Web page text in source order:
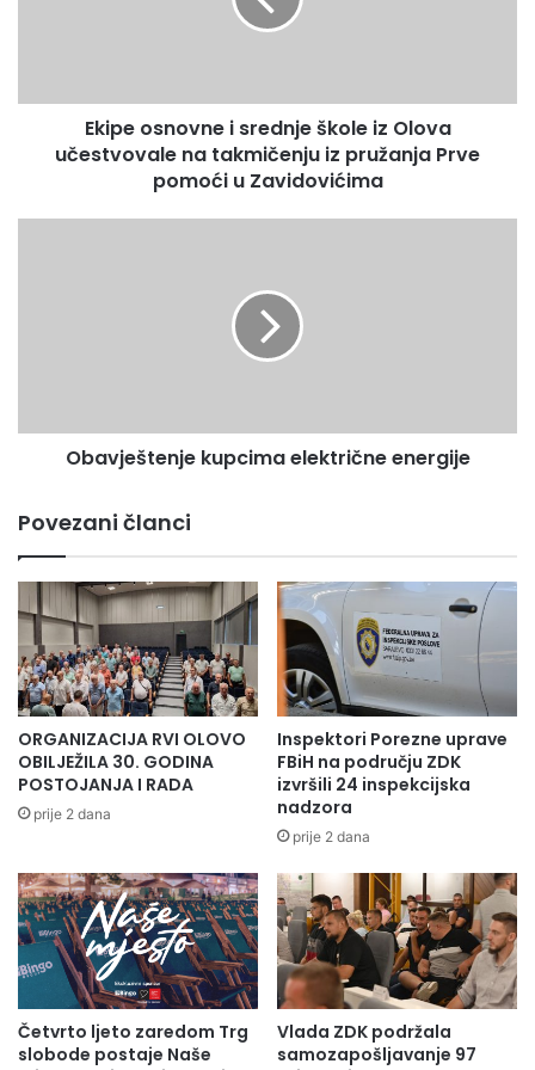
na
takmičenjuEkipe osnovne i srednje škole iz Olova
učestvovale na takmičenju iz pružanja Prve
pomoći u Zavidovićima
Obavještenje kupcima električne energije
Povezani članci
ORGANIZACIJA RVI OLOVO
OBILJEŽILA 30. GODINA
POSTOJANJA I RADA
prije 2 dana
Inspektori Porezne uprave
FBiH na području ZDK
izvršili 24 inspekcijska
nadzora
prije 2 dana
Četvrto ljeto zaredom Trg
slobode postaje Naše
Vlada ZDK podržala
samozapošljavanje 97